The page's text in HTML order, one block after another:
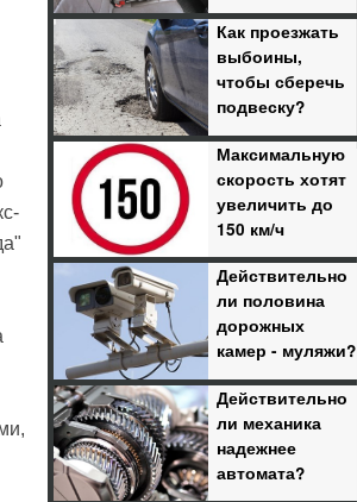
Как проезжать
выбоины,
чтобы сберечь
подвеску?
Максимальную
скорость хотят
увеличить до
150 км/ч
Действительно
ли половина
дорожных
камер - муляжи?
Действительно
ли механика
надежнее
автомата?